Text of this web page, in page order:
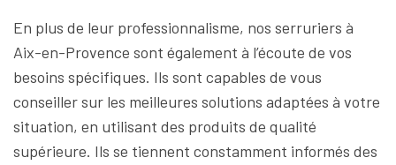
En plus de leur professionnalisme, nos serruriers à
Aix-en-Provence sont également à l’écoute de vos
besoins spécifiques. Ils sont capables de vous
conseiller sur les meilleures solutions adaptées à votre
situation, en utilisant des produits de qualité
supérieure. Ils se tiennent constamment informés des